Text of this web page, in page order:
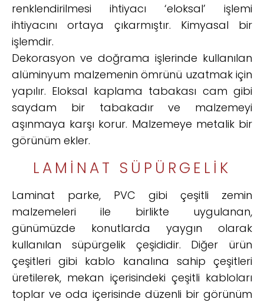
renklendirilmesi ihtiyacı ‘eloksal’ işlemi
ihtiyacını ortaya çıkarmıştır. Kimyasal bir
işlemdir.
Dekorasyon ve doğrama işlerinde kullanılan
alüminyum malzemenin ömrünü uzatmak için
yapılır. Eloksal kaplama tabakası cam gibi
saydam bir tabakadır ve malzemeyi
aşınmaya karşı korur. Malzemeye metalik bir
görünüm ekler.
LAMINAT SÜPÜRGELIK
Laminat parke, PVC gibi çeşitli zemin
malzemeleri ile birlikte uygulanan,
günümüzde konutlarda yaygın olarak
kullanılan süpürgelik çeşididir. Diğer ürün
çeşitleri gibi kablo kanalına sahip çeşitleri
üretilerek, mekan içerisindeki çeşitli kabloları
toplar ve oda içerisinde düzenli bir görünüm